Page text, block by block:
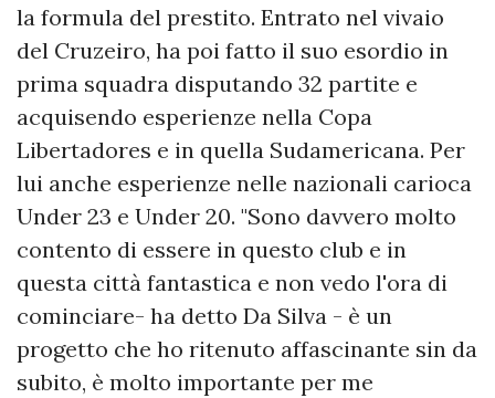
la formula del prestito. Entrato nel vivaio
del Cruzeiro, ha poi fatto il suo esordio in
prima squadra disputando 32 partite e
acquisendo esperienze nella Copa
Libertadores e in quella Sudamericana. Per
lui anche esperienze nelle nazionali carioca
Under 23 e Under 20. "Sono davvero molto
contento di essere in questo club e in
questa città fantastica e non vedo l'ora di
cominciare- ha detto Da Silva - è un
progetto che ho ritenuto affascinante sin da
subito, è molto importante per me